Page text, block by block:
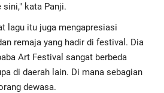
sini," kata Panji.
lagu itu juga mengapresiasi
remaja yang hadir di festival. Dia
Art Festival sangat berbeda
di daerah lain. Di mana sebagian
dewasa.